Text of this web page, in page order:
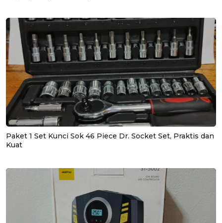
Paket 1 Set Kunci Sok 46 Piece Dr. Socket Set, Praktis dan
Kuat